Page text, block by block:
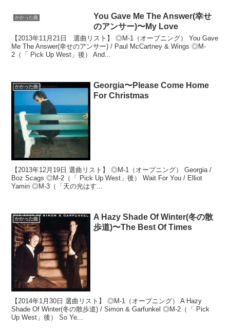
かかった曲
You Gave Me The Answer(幸せ
のアンサー)〜My Love
【2013年11月21日 選曲リスト】 ◎M-1（オープニング） You Gave
Me The Answer(幸せのアンサー) / Paul McCartney & Wings ◎M-
2（「 Pick Up West」後） And...
かかった曲
Georgia〜Please Come Home
For Christmas
【2013年12月19日 選曲リスト】 ◎M-1（オープニング） Georgia /
Boz Scags ◎M-2（「 Pick Up West」後） Wait For You / Elliot
Yamin ◎M-3（「天の光はす...
かかった曲
A Hazy Shade Of Winter(冬の散
歩道)〜The Best Of Times
【2014年1月30日 選曲リスト】 ◎M-1（オープニング） A Hazy
Shade Of Winter(冬の散歩道) / Simon & Garfunkel ◎M-2（「 Pick
Up West」後） So Ye...